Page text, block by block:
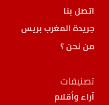
اتصل بنا
جريدة المغرب بريس
من نحن ؟
تصنيفات
آراء وأقلام